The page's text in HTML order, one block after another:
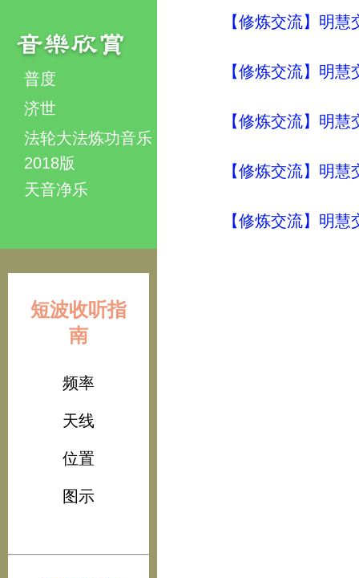
普度
济世
法轮大法炼功音乐
2018版
天音净乐
短波收听指
南
频率
天线
位置
图示
【修炼交流】明
【修炼交流】明
【修炼交流】明
【修炼交流】明
【修炼交流】明